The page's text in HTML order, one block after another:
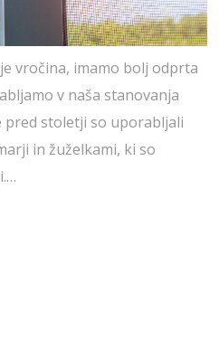
vročina, imamo bolj odprta
v naša stanovanja
pred stoletji so uporabljali
in žuželkami, ki so